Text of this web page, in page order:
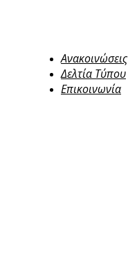
Ανακοινώσεις
Δελτία Τύπου
Επικοινωνία